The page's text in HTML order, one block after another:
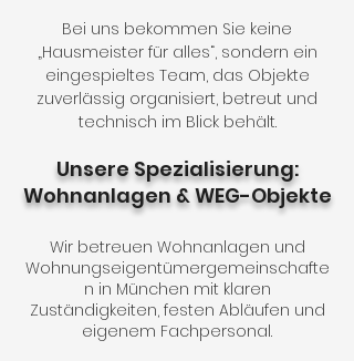
Bei uns bekommen Sie keine
„Hausmeister für alles“, sondern ein
eingespieltes Team, das Objekte
zuverlässig organisiert, betreut und
technisch im Blick behält.
Unsere Spezialisierung:
Wohnanlagen & WEG-Objekte
Wir betreuen Wohnanlagen und
Wohnungseigentümergemeinschafte
n in München mit klaren
Zuständigkeiten, festen Abläufen und
eigenem Fachpersonal.